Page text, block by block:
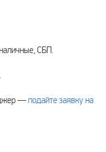
СБП.
.
—подайте заявку на